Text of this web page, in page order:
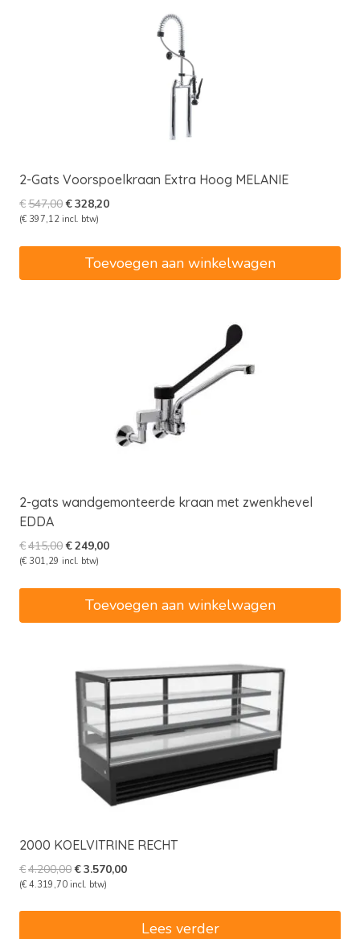
2-Gats Voorspoelkraan Extra Hoog MELANIE
€547,00Oorspronkelijke
prijs
€547,00.
€328,20Huidige
(€ 397,12 incl. btw)
Toevoegen aan winkelwagen
2-gats wandgemonteerde kraan met zwenkhevel
EDDA
€415,00Oorspronkelijke
prijs
€415,00.
€249,00Huidige
(€ 301,29 incl. btw)
Toevoegen aan winkelwagen
2000 KOELVITRINE RECHT
€4.200,00Oorspronkelijke
prijs
€3.570,00Huidige
(€ 4.319,70 incl. btw)
Lees verder